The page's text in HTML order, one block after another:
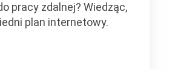
pracy zdalnej? Wiedząc,
plan internetowy.